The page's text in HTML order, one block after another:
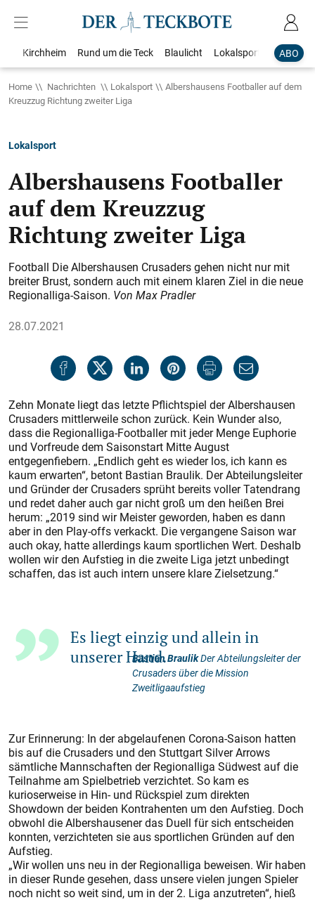
ABO
Kirchheim Rund um die Teck Blaulicht Lokalsport
Home Nachrichten Lokalsport
Albershausens Footballer auf dem
Kreuzzug Richtung zweiter Liga
Lokalsport
Albershausens Footballer
auf dem Kreuzzug
Richtung zweiter Liga
Football Die Albershausen Crusaders gehen nicht nur mit
breiter Brust, sondern auch mit einem klaren Ziel in die neue
Regionalliga-Saison. Von Max Pradler
28.07.2021
Zehn Monate liegt das letzte Pflichtspiel der Albershausen
Crusaders mittlerweile schon zurück. Kein Wunder also,
dass die Regionalliga-Footballer mit jeder Menge Euphorie
und Vorfreude dem Saisonstart Mitte August
entgegenfiebern. „Endlich geht es wieder los, ich kann es
kaum erwarten“, betont Bastian Braulik. Der Abteilungsleiter
und Gründer der Crusaders sprüht bereits voller Tatendrang
und redet daher auch gar nicht groß um den heißen Brei
herum: „2019 sind wir Meister geworden, haben es dann
aber in den Play-offs verkackt. Die vergangene Saison war
auch okay, hatte allerdings kaum sportlichen Wert. Deshalb
wollen wir den Aufstieg in die zweite Liga jetzt unbedingt
schaffen, das ist auch intern unsere klare Zielsetzung.“
Es liegt einzig und allein in
unserer Hand.Bastian BraulikDer Abteilungsleiter der
Crusaders über die Mission
Zweitligaaufstieg
Zur Erinnerung: In der abgelaufenen Corona-Saison hatten
bis auf die Crusaders und den Stuttgart Silver Arrows
sämtliche Mannschaften der Regionalliga Südwest auf die
Teilnahme am Spielbetrieb verzichtet. So kam es
kurioserweise in Hin- und Rückspiel zum direkten
Showdown der beiden Kontrahenten um den Aufstieg. Doch
obwohl die Albershausener das Duell für sich entscheiden
konnten, verzichteten sie aus sportlichen Gründen auf den
Aufstieg.
„Wir wollen uns neu in der Regionalliga beweisen. Wir haben
in dieser Runde gesehen, dass unsere vielen jungen Spieler
noch nicht so weit sind, um in der 2. Liga anzutreten“, hieß